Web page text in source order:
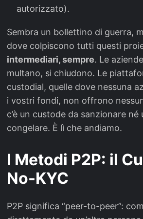
autorizzato).
Sembra un bollettino di guerra,
dove colpiscono tutti questi
intermediari, sempre. Le
multano, si chiudono. Le
custodial, quelle dove nessuna
i vostri fondi, non offrono
c’è un custode da sanzionare
congelare. È lì che andiamo.
I Metodi P2P: il
No-KYC
P2P significa “peer-to-peer”: